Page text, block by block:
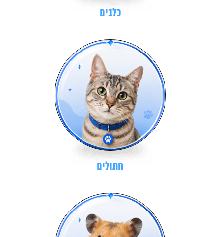
כלבים
חתולים